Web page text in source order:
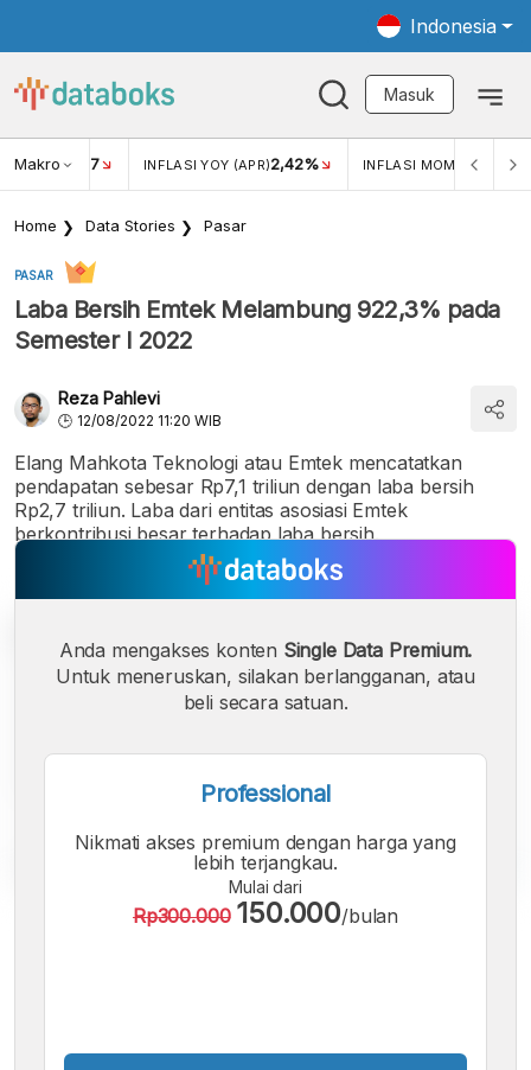
Indonesia
Masuk
Makro
USD/IDR 17 INFLASI YOY (APR)2,42% INFLASI MOM (MAR)
Home Data Stories Pasar
PASAR
Laba Bersih Emtek Melambung 922,3% pada
Semester I 2022
Reza Pahlevi
12/08/2022 11:20 WIB
Elang Mahkota Teknologi atau Emtek mencatatkan
pendapatan sebesar Rp7,1 triliun dengan laba bersih
Rp2,7 triliun. Laba dari entitas asosiasi Emtek
berkontribusi besar terhadap laba bersih.
A A A
Anda mengakses konten Single Data Premium.
Untuk meneruskan, silakan berlangganan, atau
beli secara satuan.
Professional
Nikmati akses premium dengan harga yang
lebih terjangkau.
Mulai dari
Rp300.000 150.000/bulan